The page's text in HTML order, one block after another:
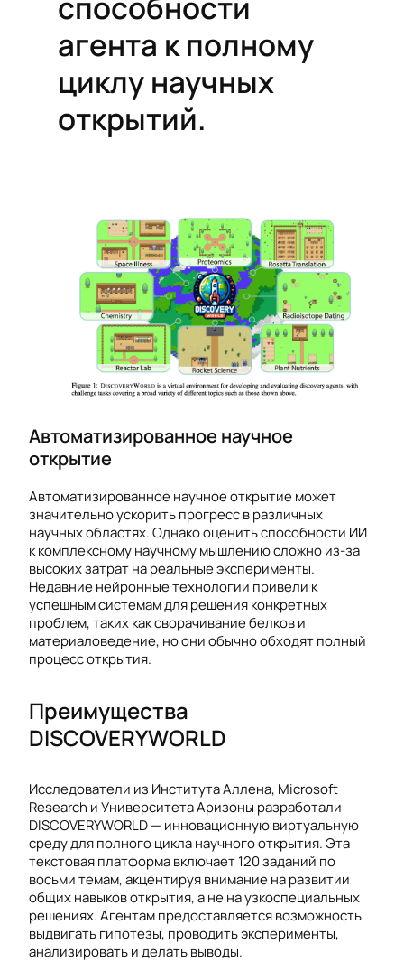
агента к полному
циклу научных
открытий.
Автоматизированное научное
открытие
Автоматизированное научное открытие может
значительно ускорить прогресс в различных
научных областях. Однако оценить способности ИИ
к комплексному научному мышлению сложно из-за
высоких затрат на реальные эксперименты.
Недавние нейронные технологии привели к
успешным системам для решения конкретных
проблем, таких как сворачивание белков и
материаловедение, но они обычно обходят полный
процесс открытия.
Преимущества
DISCOVERYWORLD
Исследователи из Института Аллена, Microsoft
Research и Университета Аризоны разработали
DISCOVERYWORLD — инновационную виртуальную
среду для полного цикла научного открытия. Эта
текстовая платформа включает 120 заданий по
восьми темам, акцентируя внимание на развитии
общих навыков открытия, а не на узкоспециальных
решениях. Агентам предоставляется возможность
выдвигать гипотезы, проводить эксперименты,
анализировать и делать выводы.